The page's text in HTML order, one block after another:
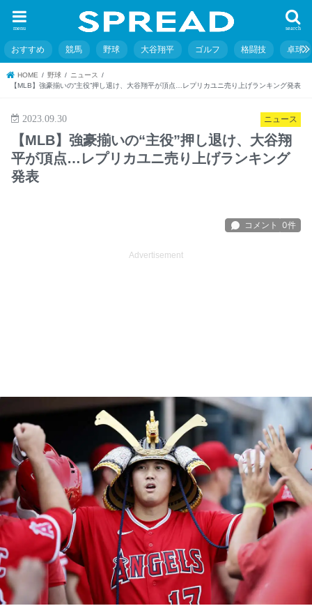
search
menu
おすすめ 競馬 野球 大谷翔平 ゴルフ 格闘技 卓球
HOME 野球
ニュース
【MLB】強豪揃いの“主役”押し退け、大谷翔平が頂点…レプリカユニ売り上げランキング発表
ニュース
2023.09.30
【MLB】強豪揃いの“主役”押し退け、大谷翔
平が頂点…レプリカユニ売り上げランキング
発表
Advertisement